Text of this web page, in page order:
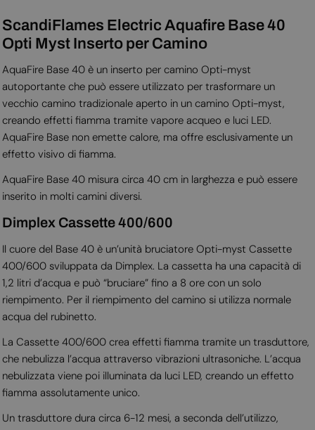
ScandiFlames Electric Aquafire Base 40
Opti Myst Inserto per Camino
AquaFire Base 40 è un inserto per camino Opti-myst
autoportante che può essere utilizzato per trasformare un
vecchio camino tradizionale aperto in un camino Opti-myst,
creando effetti fiamma tramite vapore acqueo e luci LED.
AquaFire Base non emette calore, ma offre esclusivamente un
effetto visivo di fiamma.
AquaFire Base 40 misura circa 40 cm in larghezza e può essere
inserito in molti camini diversi.
Dimplex Cassette 400/600
Il cuore del Base 40 è un’unità bruciatore Opti-myst Cassette
400/600 sviluppata da Dimplex. La cassetta ha una capacità di
1,2 litri d’acqua e può “bruciare” fino a 8 ore con un solo
riempimento. Per il riempimento del camino si utilizza normale
acqua del rubinetto.
La Cassette 400/600 crea effetti fiamma tramite un trasduttore,
che nebulizza l’acqua attraverso vibrazioni ultrasoniche. L’acqua
nebulizzata viene poi illuminata da luci LED, creando un effetto
fiamma assolutamente unico.
Un trasduttore dura circa 6-12 mesi, a seconda dell’utilizzo,